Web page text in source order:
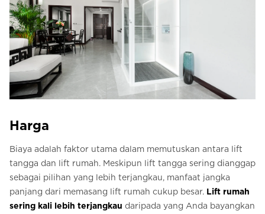
Harga
Biaya adalah faktor utama dalam memutuskan antara lift
tangga dan lift rumah. Meskipun lift tangga sering dianggap
sebagai pilihan yang lebih terjangkau, manfaat jangka
panjang dari memasang lift rumah cukup besar. Lift rumah
sering kali lebih terjangkau daripada yang Anda bayangkan